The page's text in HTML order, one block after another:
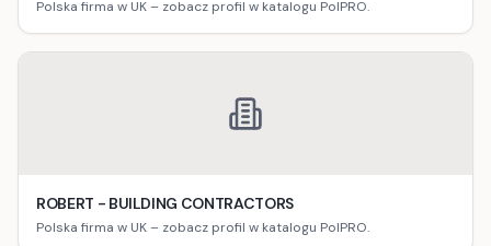
Polska firma w UK – zobacz profil w katalogu PolPRO.
ROBERT - BUILDING CONTRACTORS
Polska firma w UK – zobacz profil w katalogu PolPRO.